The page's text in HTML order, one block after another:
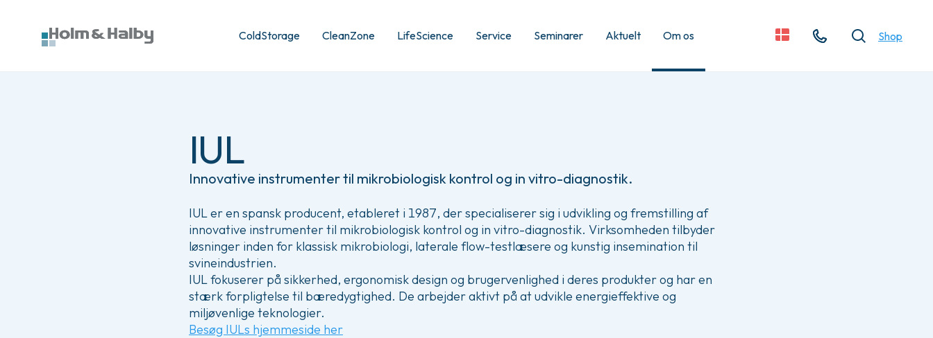
ColdStorage CleanZone LifeScience Service Seminarer Aktuelt Om os
Kontakt Søg
Shop
IUL
Innovative instrumenter til mikrobiologisk kontrol og in vitro-diagnostik.
IUL er en spansk producent, etableret i 1987, der specialiserer sig i udvikling og fremstilling af
innovative instrumenter til mikrobiologisk kontrol og in vitro-diagnostik. Virksomheden tilbyder
løsninger inden for klassisk mikrobiologi, laterale flow-testlæsere og kunstig insemination til
svineindustrien.
IUL fokuserer på sikkerhed, ergonomisk design og brugervenlighed i deres produkter og har en
stærk forpligtelse til bæredygtighed. De arbejder aktivt på at udvikle energieffektive og
miljøvenlige teknologier.
Besøg IULs hjemmeside her